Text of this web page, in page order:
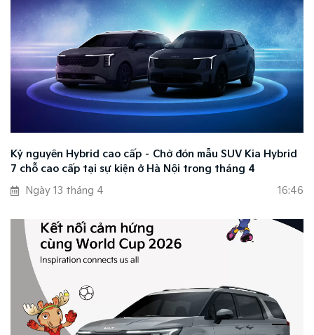
Kỷ nguyên Hybrid cao cấp – Chờ đón mẫu SUV Kia Hybrid
7 chỗ cao cấp tại sự kiện ở Hà Nội trong tháng 4
Ngày 13 tháng 4
16:46